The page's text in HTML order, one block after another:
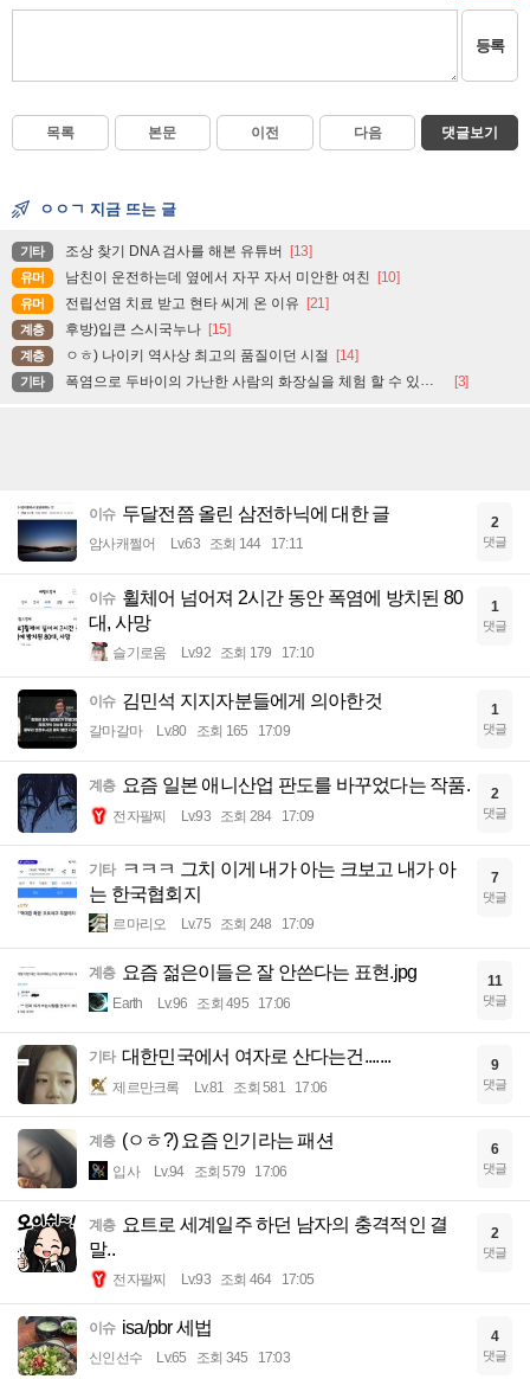
등록
목록 본문 이전 다음 댓글보기
ㅇㅇㄱ 지금 뜨는 글
기타 조상 찾기 DNA 검사를 해본 유튜버 [13]
유머 남친이 운전하는데 옆에서 자꾸 자서 미안한 여친 [10]
유머 전립선염 치료 받고 현타 씨게 온 이유 [21]
계층 후방)입큰 스시국누나 [15]
계층 ㅇㅎ) 나이키 역사상 최고의 품질이던 시절 [14]
기타 폭염으로 두바이의 가난한 사람의 화장실을 체험 할 수 있는 곳 [3]
이슈 두달전쯤 올린 삼전하닉에 대한 글
암사캐쩔어 Lv.63 조회 144 17:11
2
댓글
이슈 휠체어 넘어져 2시간 동안 폭염에 방치된 80
대, 사망
슬기로움 Lv.92 조회 179 17:10
1
댓글
이슈 김민석 지지자분들에게 의아한것
갈마갈마 Lv.80 조회 165 17:09
1
댓글
계층 요즘 일본 애니산업 판도를 바꾸었다는 작품.
전자팔찌 Lv.93 조회 284 17:09
2
댓글
기타
ㅋㅋㅋ 그치 이게 내가 아는 크보고 내가 아
는 한국협회지
르마리오 Lv.75 조회 248 17:09
7
댓글
계층 요즘 젊은이들은 잘 안쓴다는 표현.jpg
Earth Lv.96 조회 495 17:06
11
댓글
기타 대한민국에서 여자로 산다는건.......
제르만크록 Lv.81 조회 581 17:06
9
댓글
계층 (ㅇㅎ?) 요즘 인기라는 패션
입사 Lv.94 조회 579 17:06
6
댓글
계층 요트로 세계일주 하던 남자의 충격적인 결
말..
전자팔찌 Lv.93 조회 464 17:05
2
댓글
이슈 isa/pbr 세법
신인선수 Lv.65 조회 345 17:03
4
댓글